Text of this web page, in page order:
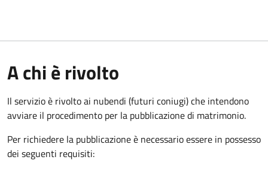
A chi è rivolto
Il servizio è rivolto ai nubendi (futuri coniugi) che intendono
avviare il procedimento per la pubblicazione di matrimonio.
Per richiedere la pubblicazione è necessario essere in possesso
dei seguenti requisiti: